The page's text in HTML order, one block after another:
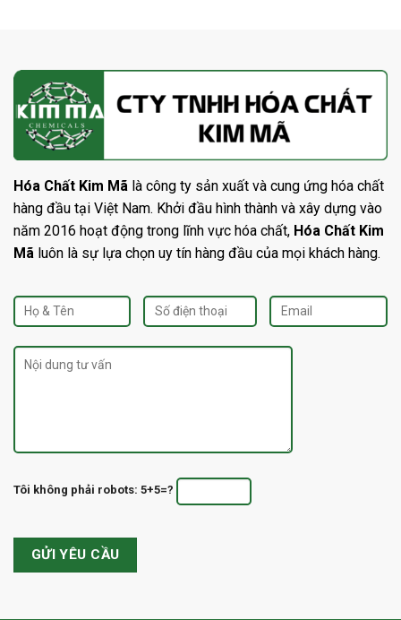
Hóa Chất Kim Mã là công ty sản xuất và cung ứng hóa chất
hàng đầu tại Việt Nam. Khởi đầu hình thành và xây dựng vào
năm 2016 hoạt động trong lĩnh vực hóa chất, Hóa Chất Kim
Mã luôn là sự lựa chọn uy tín hàng đầu của mọi khách hàng.
Tôi không phải robots: 5+5=?